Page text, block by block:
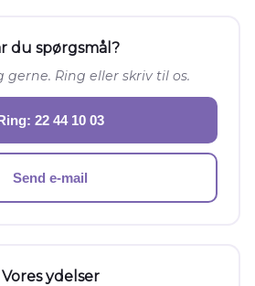
du spørgsmål?
Ring eller skriv til os.
22 44 10 03
Send e-mail
Vores ydelser